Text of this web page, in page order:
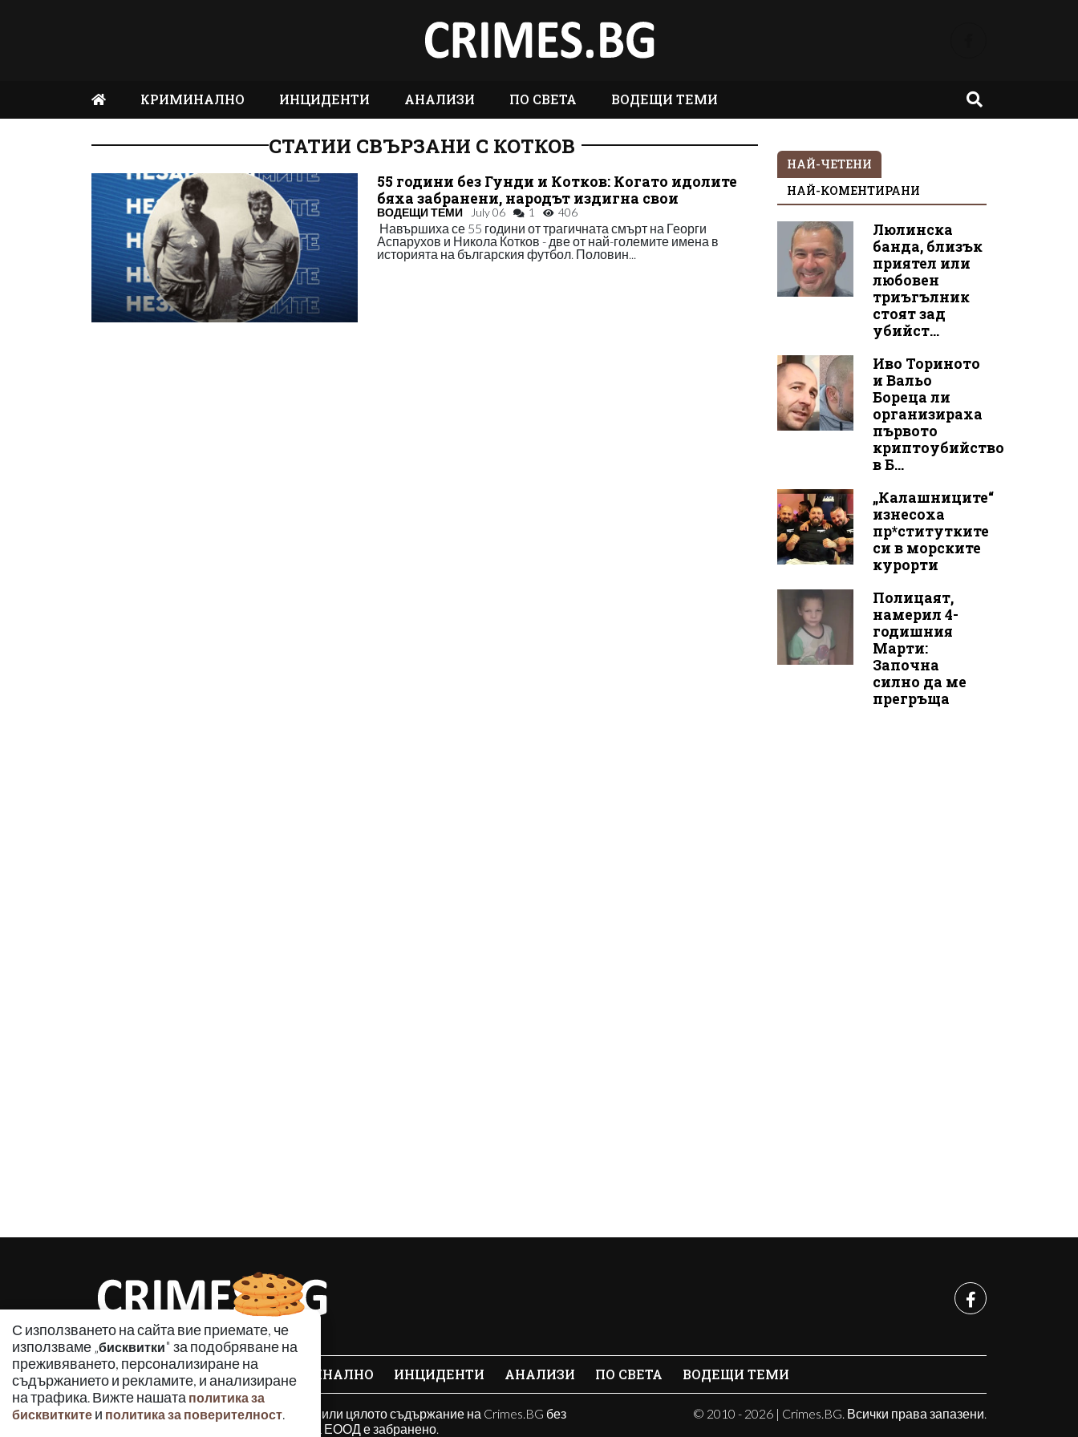
КРИМИНАЛНО ИНЦИДЕНТИ АНАЛИЗИ ПО СВЕТА ВОДЕЩИ ТЕМИ
СТАТИИ СВЪРЗАНИ С КОТКОВ
55 години без Гунди и Котков: Когато идолите
бяха забранени, народът издигна свои
ВОДЕЩИ ТЕМИ July 06 1 406
Навършиха се 55 години от трагичната смърт на Георги
Аспарухов и Никола Котков - две от най-големите имена в
историята на българския футбол. Половин...
НАЙ-ЧЕТЕНИ
НАЙ-КОМЕНТИРАНИ
Люлинска
банда, близък
приятел или
любовен
триъгълник
стоят зад
убийст...
Иво Ториното
и Вальо
Бореца ли
организираха
първото
криптоубийство
в Б...
„Калашниците“
изнесоха
пр*ститутките
си в морските
курорти
Полицаят,
намерил 4-
годишния
Марти:
Започна
силно да ме
прегръща
С използването на сайта вие приемате, че
използваме „бисквитки" за подобряване на
преживяването, персонализиране на
съдържанието и рекламите, и анализиране
на трафика. Вижте нашата политика за
бисквитките и политика за поверителност.
КРИМИНАЛНО ИНЦИДЕНТИ АНАЛИЗИ ПО СВЕТА ВОДЕЩИ ТЕМИ
Използването и публикуването на част или цялото съдържание на Crimes.BG без
разрешение на Медийна група Асмара ЕООД е забранено.
© 2010 - 2026 | Crimes.BG. Всички права запазени.